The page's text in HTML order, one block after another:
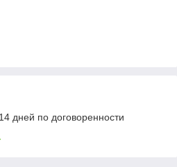
дней по договоренности